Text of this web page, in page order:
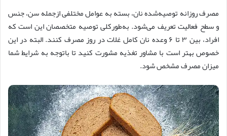
مصرف روزانه توصیه‌شده نان، بسته به عوامل مختلفی ازجمله سن، جنس
و سطح فعالیت تعریف می‌شود. به‌طورکلی توصیه متخصصان این است که
افراد، بین ۳ تا ۶ وعده نان کامل غلات در روز مصرف کنند. البته در این
خصوص بهتر است با مشاور تغذیه مشورت کنید تا باتوجه به شرایط شما
میزان مصرف مشخص شود.